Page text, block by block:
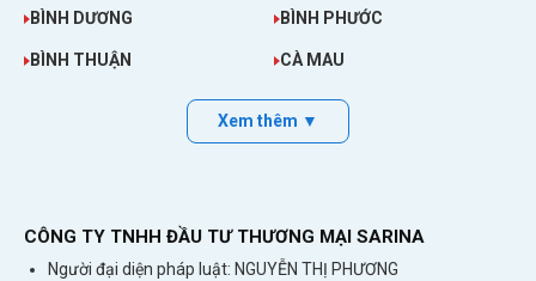
sân bay Colombia là dùng. Dễ dàng tìm
đường, liên lạc qua Internet.
sử dụng tại Colombia.Không cần hộ chiếu,
thông tin cá nhân.
bảng, thiết bị phát wifi. Chỉ cần bật roaming
lên là sử dụng.
BÌNH DƯƠNG BÌNH PHƯỚC
BÌNH THUẬN CÀ MAU
Xem thêm ▼
CÔNG TY TNHH ĐẦU TƯ THƯƠNG MẠI SARINA
Người đại diện pháp luật: NGUYỄN THỊ PHƯƠNG